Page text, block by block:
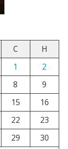
С
Н
1
2
8
9
15
16
22
23
29
30